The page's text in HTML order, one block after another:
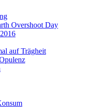
Overshoot Day
auf Trägheit